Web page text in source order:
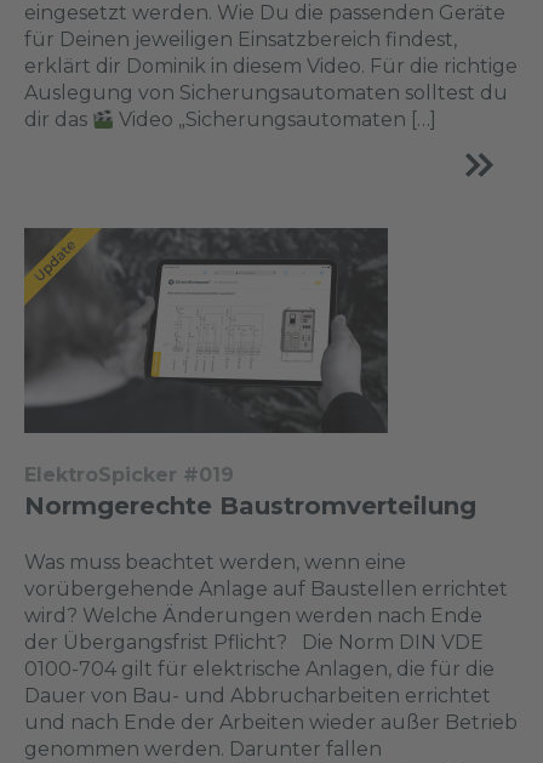
eingesetzt werden. Wie Du die passenden Geräte
für Deinen jeweiligen Einsatzbereich findest,
erklärt dir Dominik in diesem Video. Für die richtige
Auslegung von Sicherungsautomaten solltest du
dir das
Video „Sicherungsautomaten […]
ElektroSpicker #019
Normgerechte Baustromverteilung
Was muss beachtet werden, wenn eine
vorübergehende Anlage auf Baustellen errichtet
wird? Welche Änderungen werden nach Ende
der Übergangsfrist Pflicht? Die Norm DIN VDE
0100-704 gilt für elektrische Anlagen, die für die
Dauer von Bau- und Abbrucharbeiten errichtet
und nach Ende der Arbeiten wieder außer Betrieb
genommen werden. Darunter fallen